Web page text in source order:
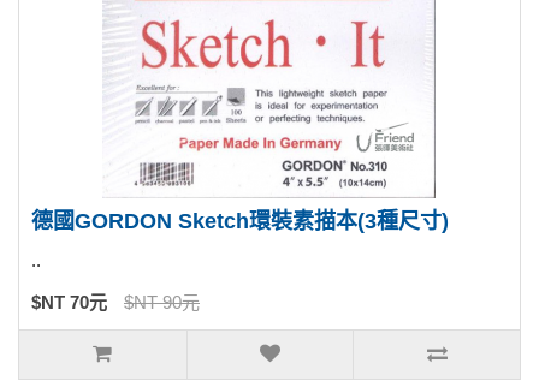
德國GORDON Sketch環裝素描本(3種尺寸)
..
$NT 70元 $NT 90元